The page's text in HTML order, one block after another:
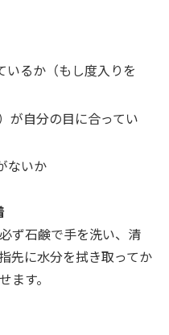
いるか（もし度入りを
が自分の目に合ってい
ないか
ず石鹸で手を洗い、清
先に水分を拭き取ってか
ます。